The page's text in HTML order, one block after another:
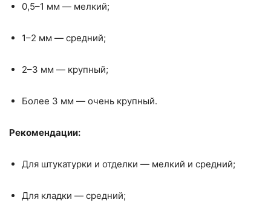
0,5–1 мм — мелкий;
1–2 мм — средний;
2–3 мм — крупный;
Более 3 мм — очень крупный.
Рекомендации:
Для штукатурки и отделки — мелкий и средний;
Для кладки — средний;